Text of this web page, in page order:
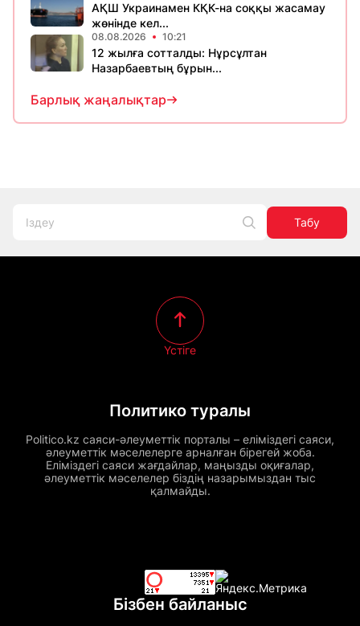
АҚШ Украинамен КҚК-на соққы жасамау
жөнінде кел...
08.08.2026 10:21
12 жылға сотталды: Нұрсұлтан
Назарбаевтың бұрын...
Барлық жаңалықтар
Табу
Политико туралы
Politico.kz саяси-әлеуметтік порталы – еліміздегі саяси,
әлеуметтік мәселелерге арналған бірегей жоба.
Еліміздегі саяси жағдайлар, маңызды оқиғалар,
әлеуметтік мәселелер біздің назарымыздан тыс
қалмайды.
Үстіге
Бізбен байланыс